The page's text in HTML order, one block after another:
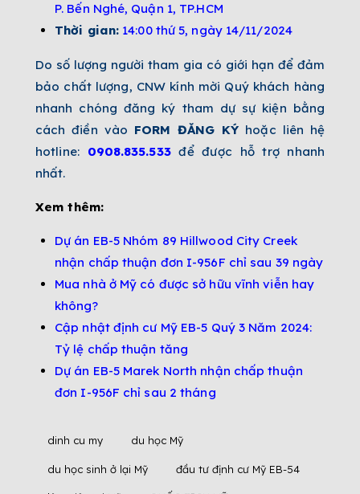
P. Bến Nghé, Quận 1, TP.HCM
Thời gian: 14:00 thứ 5, ngày 14/11/2024
Do số lượng người tham gia có giới hạn để đảm
bảo chất lượng, CNW kính mời Quý khách hàng
nhanh chóng đăng ký tham dự sự kiện bằng
cách điền vào FORM ĐĂNG KÝ hoặc liên hệ
hotline: 0908.835.533để được hỗ trợ nhanh
nhất.
Xem thêm:
Dự án EB-5 Nhóm 89 Hillwood City Creek
nhận chấp thuận đơn I-956F chỉ sau 39 ngày
Mua nhà ở Mỹ có được sở hữu vĩnh viễn hay
không?
Cập nhật định cư Mỹ EB-5 Quý 3 Năm 2024:
Tỷ lệ chấp thuận tăng
Dự án EB-5 Marek North nhận chấp thuận
đơn I-956F chỉ sau 2 tháng
dinh cu my du học Mỹ
du học sinh ở lại Mỹ đầu tư định cư Mỹ EB-54